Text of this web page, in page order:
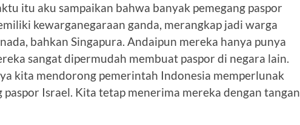
itu aku sampaikan bahwa banyak pemegang paspor
kewarganegaraan ganda, merangkap jadi warga
bahkan Singapura. Andaipun mereka hanya punya
sangat dipermudah membuat paspor di negara lain.
kita mendorong pemerintah Indonesia memperlunak
paspor Israel. Kita tetap menerima mereka dengan tangan